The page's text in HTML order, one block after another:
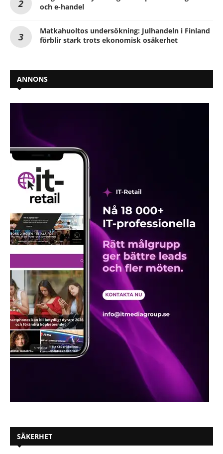
och e-handel
Matkahuoltos undersökning: Julhandeln i Finland
förblir stark trots ekonomisk osäkerhet
ANNONS
SÄKERHET